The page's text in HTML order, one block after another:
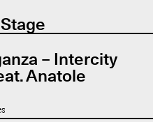
– Intercity
Anatole